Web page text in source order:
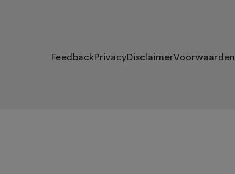
FeedbackPrivacyDisclaimerVoorwaarden